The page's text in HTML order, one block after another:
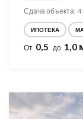
Сдача объекта: 4
ИПОТЕКА
От 0,5 до 1,0